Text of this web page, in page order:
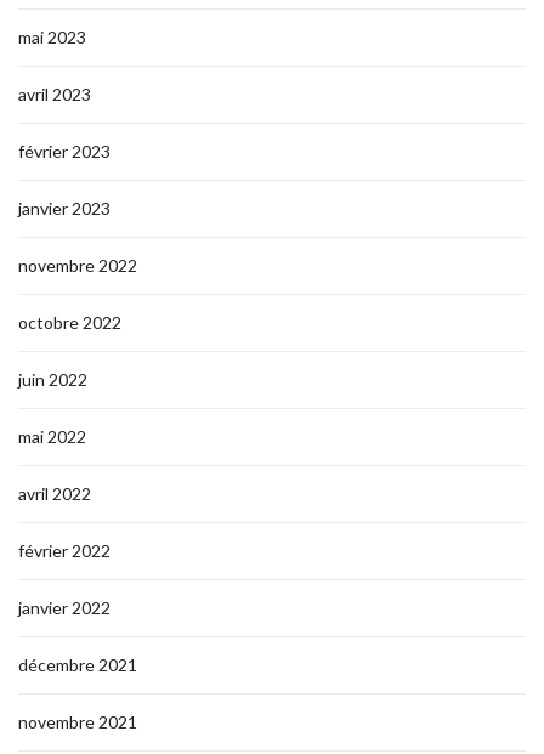
mai 2023
avril 2023
février 2023
janvier 2023
novembre 2022
octobre 2022
juin 2022
mai 2022
avril 2022
février 2022
janvier 2022
décembre 2021
novembre 2021